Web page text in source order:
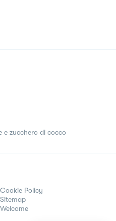
e zucchero di cocco
Cookie Policy
Sitemap
Welcome